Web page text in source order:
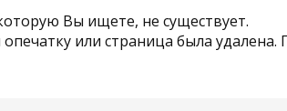
Вы ищете, не существует.
или страница была удалена.